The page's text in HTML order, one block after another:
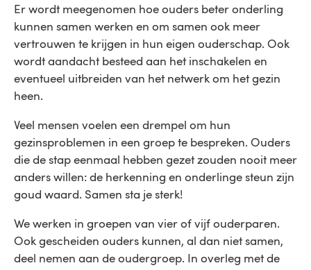
Er wordt meegenomen hoe ouders beter onderling
kunnen samen werken en om samen ook meer
vertrouwen te krijgen in hun eigen ouderschap. Ook
wordt aandacht besteed aan het inschakelen en
eventueel uitbreiden van het netwerk om het gezin
heen.
Veel mensen voelen een drempel om hun
gezinsproblemen in een groep te bespreken. Ouders
die de stap eenmaal hebben gezet zouden nooit meer
anders willen: de herkenning en onderlinge steun zijn
goud waard. Samen sta je sterk!
We werken in groepen van vier of vijf ouderparen.
Ook gescheiden ouders kunnen, al dan niet samen,
deel nemen aan de oudergroep. In overleg met de